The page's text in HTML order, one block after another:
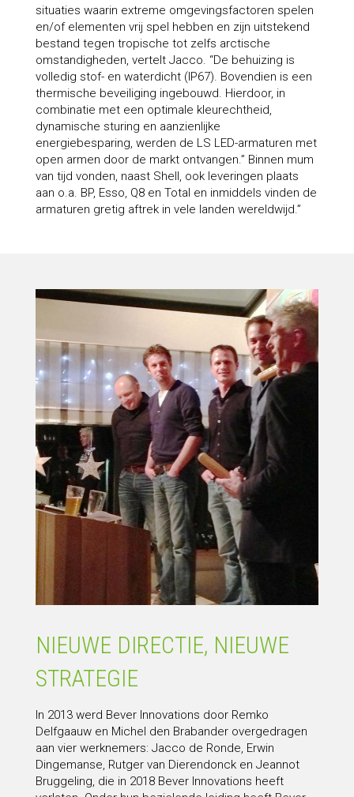
situaties waarin extreme omgevingsfactoren spelen
en/of elementen vrij spel hebben en zijn uitstekend
bestand tegen tropische tot zelfs arctische
omstandigheden, vertelt Jacco. “De behuizing is
volledig stof- en waterdicht (IP67). Bovendien is een
thermische beveiliging ingebouwd. Hierdoor, in
combinatie met een optimale kleurechtheid,
dynamische sturing en aanzienlijke
energiebesparing, werden de LS LED-armaturen met
open armen door de markt ontvangen.” Binnen mum
van tijd vonden, naast Shell, ook leveringen plaats
aan o.a. BP, Esso, Q8 en Total en inmiddels vinden de
armaturen gretig aftrek in vele landen wereldwijd.”
NIEUWE DIRECTIE, NIEUWE
STRATEGIE
In 2013 werd Bever Innovations door Remko
Delfgaauw en Michel den Brabander overgedragen
aan vier werknemers: Jacco de Ronde, Erwin
Dingemanse, Rutger van Dierendonck en Jeannot
Bruggeling, die in 2018 Bever Innovations heeft